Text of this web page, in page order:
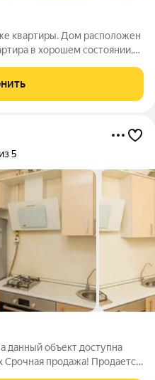
квартиры. Дом расположен
в хорошем состоянии,
Потолок выровнен и
5
данный объект доступна
Срочная продажа! Продается